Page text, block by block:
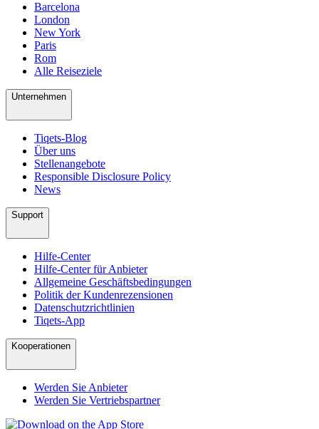
Barcelona
London
New York
Paris
Rom
Alle Reiseziele
Unternehmen
Tiqets-Blog
Über uns
Stellenangebote
Responsible Disclosure Policy
News
Support
Hilfe-Center
Hilfe-Center für Anbieter
Allgemeine Geschäftsbedingungen
Politik der Kundenrezensionen
Datenschutzrichtlinien
Tiqets-App
Kooperationen
Werden Sie Anbieter
Werden Sie Vertriebspartner